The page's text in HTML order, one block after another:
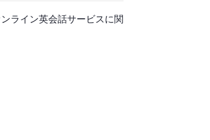
ライン英会話サービスに関